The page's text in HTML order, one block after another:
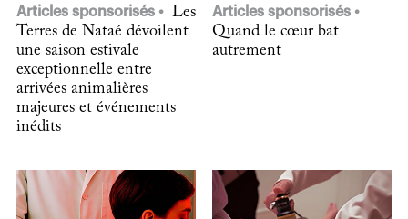
Articles sponsorisés
Les
Terres de Nataé dévoilent
une saison estivale
exceptionnelle entre
arrivées animalières
majeures et événements
inédits
Articles sponsorisés
Quand le cœur bat
autrement